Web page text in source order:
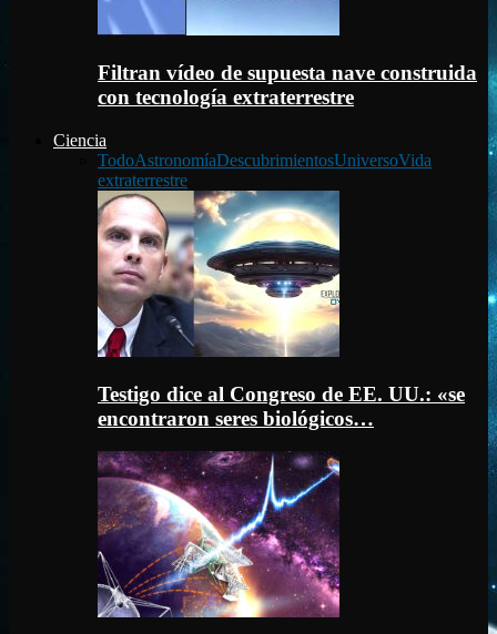
Filtran vídeo de supuesta nave construida
con tecnología extraterrestre
Ciencia
TodoAstronomíaDescubrimientosUniversoVida
extraterrestre
Testigo dice al Congreso de EE. UU.: «se
encontraron seres biológicos…